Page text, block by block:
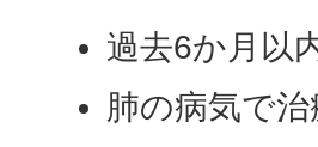
過去6か月以
肺の病気で